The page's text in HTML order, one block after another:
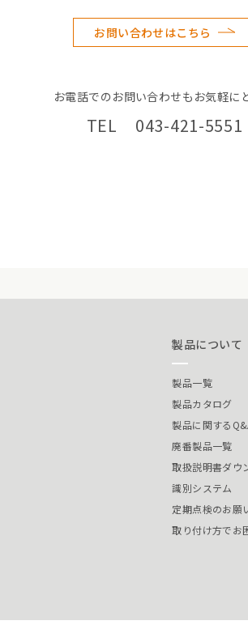
お問い合わせはこちら
お電話でのお問い合わせもお気軽に
TEL 043-421-5551
製品について
製品一覧
製品カタログ
製品に関する
廃番製品一覧
取扱説明書ダウ
識別システム
定期点検のお願
取り付け方でお